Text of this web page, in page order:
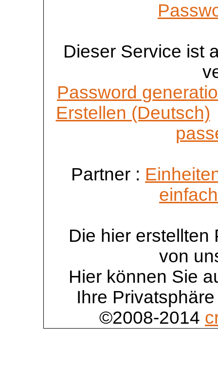
Dieser Service ist
Password
Erstellen (Deutsch)
Partner :
Die hier
von
Hier können Sie
Ihre
©2008-2014